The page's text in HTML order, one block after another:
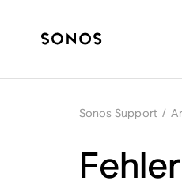
Sonos Support /